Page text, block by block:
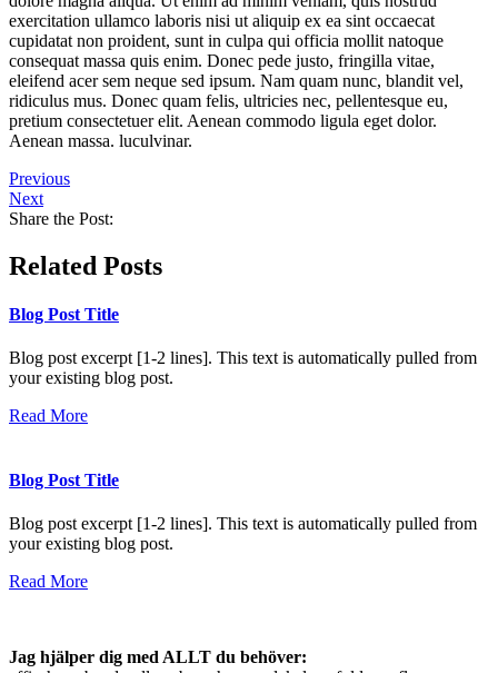
exercitation ullamco laboris nisi ut aliquip ex ea sint occaecat
cupidatat non proident, sunt in culpa qui officia mollit natoque
consequat massa quis enim. Donec pede justo, fringilla vitae,
eleifend acer sem neque sed ipsum. Nam quam nunc, blandit vel,
ridiculus mus. Donec quam felis, ultricies nec, pellentesque eu,
pretium consectetuer elit. Aenean commodo ligula eget dolor.
Aenean massa. luculvinar.
Previous
Next
Share the Post:
Related Posts
Blog Post Title
Blog post excerpt [1-2 lines]. This text is automatically pulled from
your existing blog post.
Read More
Blog Post Title
Blog post excerpt [1-2 lines]. This text is automatically pulled from
your existing blog post.
Read More
Jag hjälper dig med ALLT du behöver: